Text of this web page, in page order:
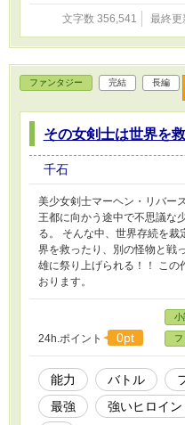
文字数 356,541 最終更
ファンタジー 完結 長編
その女剣士は世界を
千石
美少女剣士マーヘン・リバー
王都に向かう途中で不思議な
る。 そんな中、世界存続を
界を救ったり、別の怪物と戦
雄に祭り上げられる！！ この
おります。
24h.ポイント 0pt
小
能力 バトル
最強
強いヒロイン